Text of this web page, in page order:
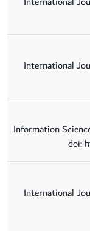
International
Information
doi:
International